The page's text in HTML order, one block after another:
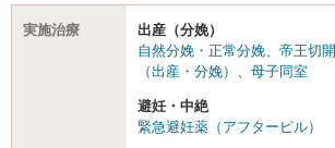
実施治療
出産（分娩）
自然分娩・正常分娩
帝王切開
（出産・分娩）
母子同室
避妊・中絶
緊急避妊薬（アフターピル）